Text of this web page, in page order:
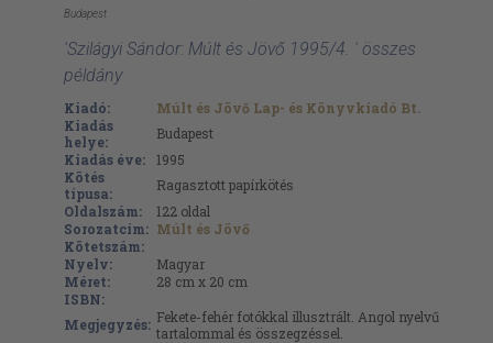
Budapest
'Szilágyi Sándor: Múlt és Jövő 1995/4. ' összes
példány
Kiadó:
Múlt és Jövő Lap- és Könyvkiadó Bt.
Kiadás
helye:
Budapest
Kiadás éve:
1995
Kötés
típusa:
Ragasztott papírkötés
Oldalszám:
122 oldal
Sorozatcím: Múlt és Jövő
Kötetszám:
Nyelv:
Magyar
Méret:
28 cm x 20 cm
ISBN:
Megjegyzés: Fekete-fehér fotókkal illusztrált. Angol nyelvű
tartalommal és összegzéssel.